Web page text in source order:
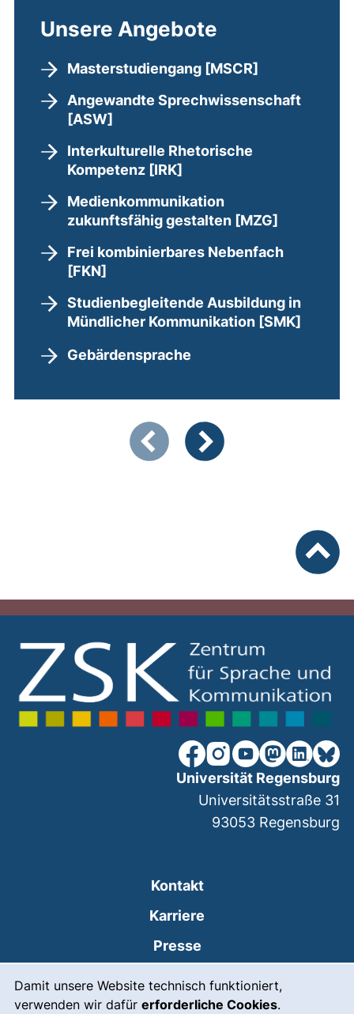
Damit unsere Website technisch funktioniert,
verwenden wir dafür erforderliche Cookies.
Unsere Angebote
Masterstudiengang [MSCR]
Angewandte Sprechwissenschaft
[ASW]
Interkulturelle Rhetorische
Kompetenz [IRK]
Medienkommunikation
zukunftsfähig gestalten [MZG]
Frei kombinierbares Nebenfach
[FKN]
Studienbegleitende Ausbildung in
Mündlicher Kommunikation [SMK]
Gebärdensprache
Zeigt Folie 1 von 2
unsere Facebook-Seite
unsere Instagram-
unsere YouTube-
unsereunsere
Kontakt
Karriere
Presse
Leichte Sprache
Universität Regensburg
Universitätsstraße 31
93053 Regensburg